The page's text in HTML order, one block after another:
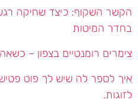
הקשר השקוף: כיצד שחיקה
בחדר המיטות
צימרים רומנטיים בצפון –
איך לספר לה שיש לך פוט
לזוגות.